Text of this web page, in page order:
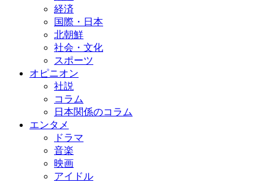
経済
国際・日本
北朝鮮
社会・文化
スポーツ
オピニオン
社説
コラム
日本関係のコラム
エンタメ
ドラマ
音楽
映画
アイドル